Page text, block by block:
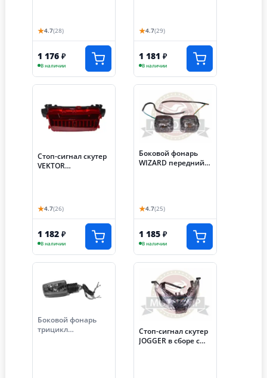
★4.7(28)
1 176 ₽
В наличии
★4.7(29)
1 181 ₽
В наличии
Стоп-сигнал скутер
VEKTOR
★4.7(26)
1 182 ₽
В наличии
Боковой фонарь
WIZARD передний
★4.7(25)
1 185 ₽
В наличии
Боковой фонарь
трицикл
Стоп-сигнал скутер
JOGGER в сборе с